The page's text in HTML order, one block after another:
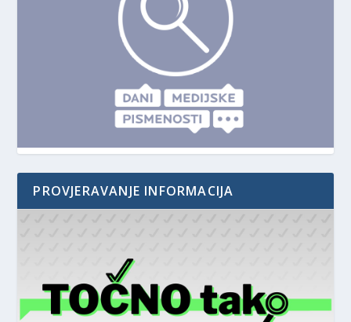
PROVJERAVANJE INFORMACIJA